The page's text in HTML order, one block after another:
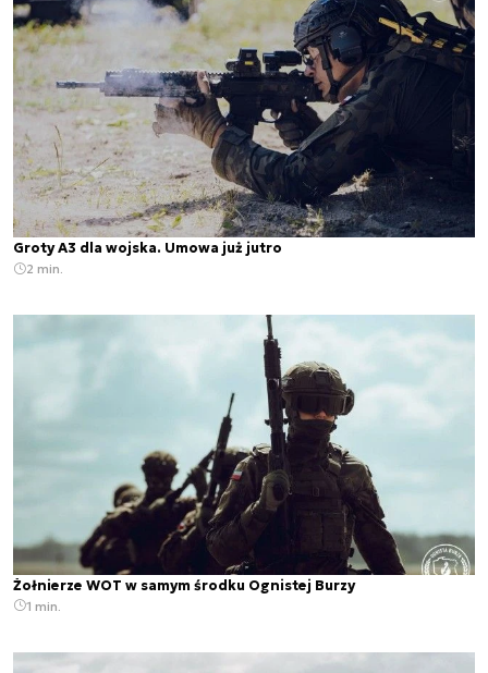
Groty A3 dla wojska. Umowa już jutro
2 min.
Żołnierze WOT w samym środku Ognistej Burzy
1 min.